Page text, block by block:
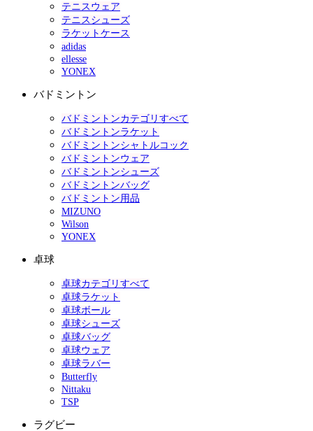
テニスウェア
テニスシューズ
ラケットケース
adidas
ellesse
YONEX
バドミントン
バドミントンカテゴリすべて
バドミントンラケット
バドミントンシャトルコック
バドミントンウェア
バドミントンシューズ
バドミントンバッグ
バドミントン用品
MIZUNO
Wilson
YONEX
卓球
卓球カテゴリすべて
卓球ラケット
卓球ボール
卓球シューズ
卓球バッグ
卓球ウェア
卓球ラバー
Butterfly
Nittaku
TSP
ラグビー